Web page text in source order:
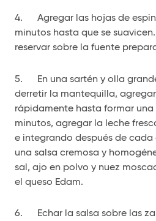
4. Agregar las hojas de
minutos hasta que se
reservar sobre la fuente
5. En una sartén y olla
derretir la mantequilla,
rápidamente hasta formar
minutos, agregar la leche
e integrando después de
una salsa cremosa y
sal, ajo en polvo y nuez
el queso Edam.
6. Echar la salsa sobre las